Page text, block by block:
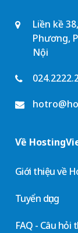
Liền kề
Phương,
Nội
Về
Giới thiệu về
Tuyển dụng
FAQ - Câu hỏi